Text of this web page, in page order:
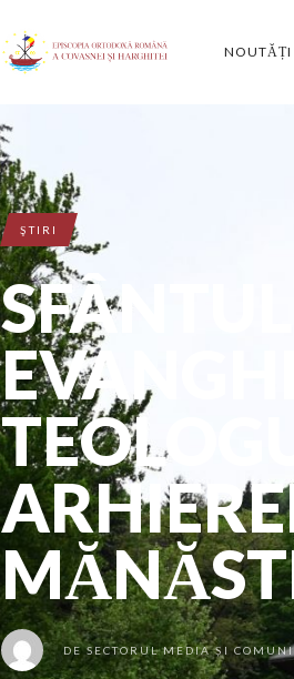
NOUTĂȚI
ŞTIRI
SFÂNTUL
DESECTORUL MEDIA ȘI